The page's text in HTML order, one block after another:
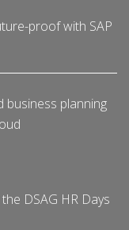
proof with SAP
business planning
DSAG HR Days